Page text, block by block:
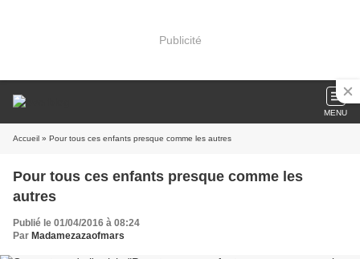
Publicité
MENU
Accueil » Pour tous ces enfants presque comme les autres
Pour tous ces enfants presque comme les
autres
Publié le 01/04/2016 à 08:24
Par Madamezazaofmars